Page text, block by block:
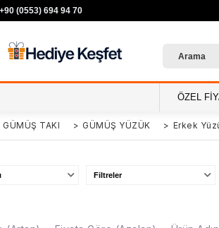
+90 (0553) 694 94 70
ÖZEL
GÜMÜŞ TAKI > GÜMÜŞ YÜZÜK > Erkek
Filtreler